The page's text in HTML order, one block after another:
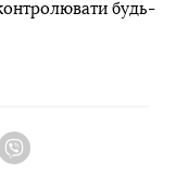
будь-